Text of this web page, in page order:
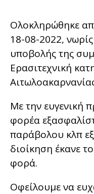
Ολοκληρώθηκε
18-08-2022,
υποβολής της
Ερασιτεχνική
Με την ευγενική
φορέα
παράβολου κλπ
διοίκηση έκανε
φορά.
Οφείλουμε να